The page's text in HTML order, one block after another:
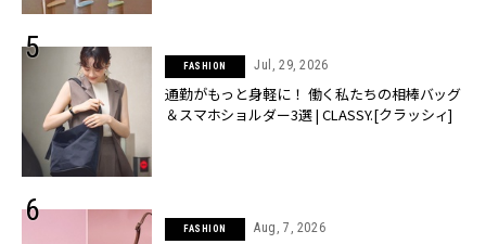
FASHION Jul, 29, 2026
通勤がもっと身軽に！ 働く私たちの相棒バッグ
＆スマホショルダー3選 | CLASSY.[クラッシィ]
FASHION Aug, 7, 2026